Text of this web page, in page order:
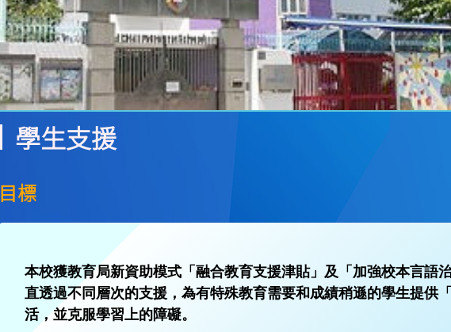
學生支援
目標
本校獲教育局新資助模式「融合教育支援津貼」及「加強校本言語
直透過不同層次的支援，為有特殊教育需要和成績稍遜的學生提供
活，並克服學習上的障礙。